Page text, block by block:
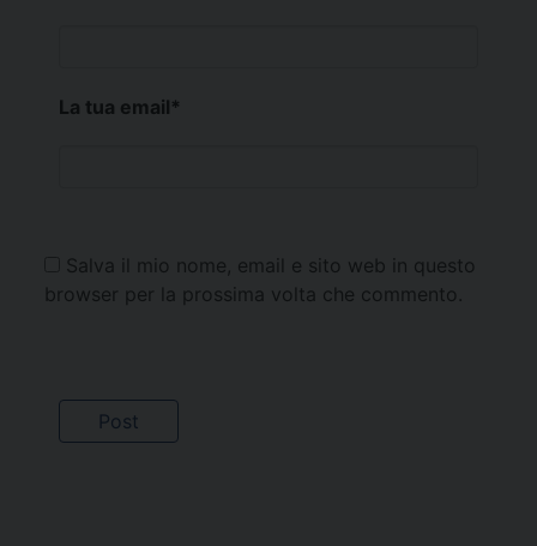
La tua email*
Salva il mio nome, email e sito web in questo
browser per la prossima volta che commento.